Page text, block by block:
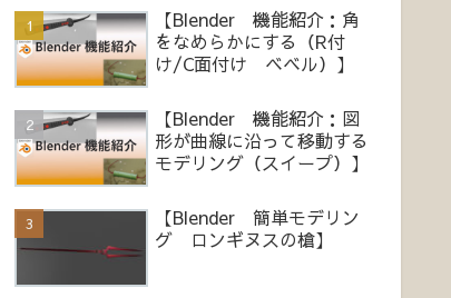
【Blender 機能紹介：角
をなめらかにする（R付
け/C面付け ベベル）】
【Blender 機能紹介：図
形が曲線に沿って移動する
モデリング（スイープ）】
【Blender 簡単モデリン
グ ロンギヌスの槍】